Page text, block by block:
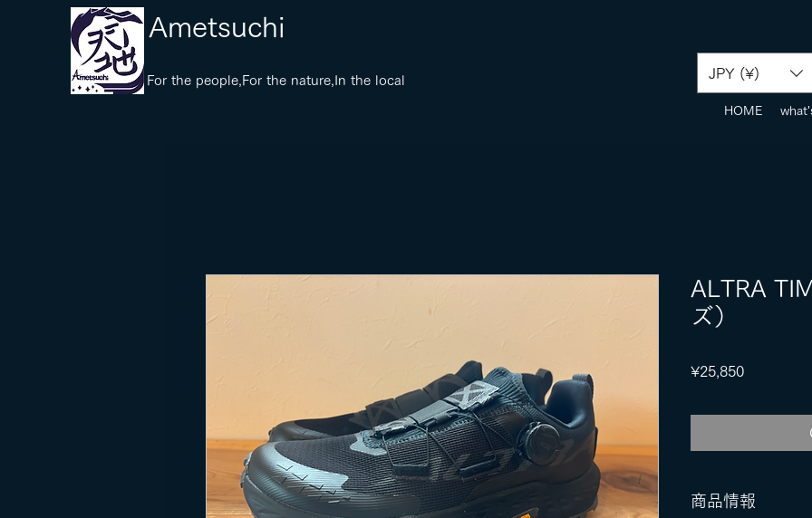
​Ametsuchi
​For the people,For the nature,In the local JPY (¥)
HOME
ALTRA
ズ）
¥25,850Price
商品情報